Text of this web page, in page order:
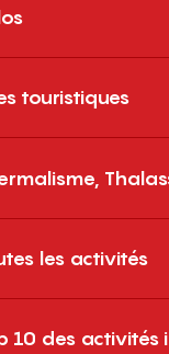
touristiques
les activités
10 des activités